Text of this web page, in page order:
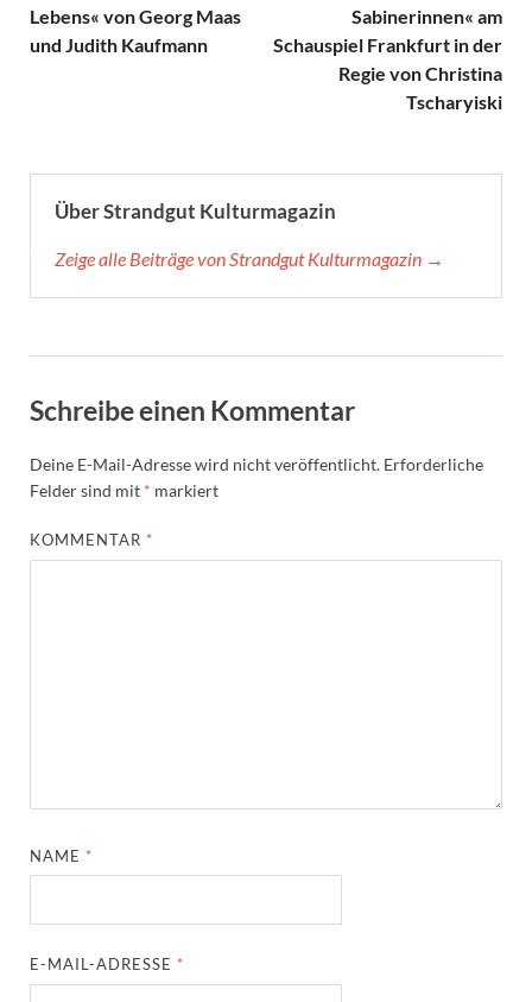
Lebens« von Georg Maas
und Judith Kaufmann
Sabinerinnen« am
Schauspiel Frankfurt in der
Regie von Christina
Tscharyiski
Über Strandgut Kulturmagazin
Zeige alle Beiträge von Strandgut Kulturmagazin →
Schreibe einen Kommentar
Deine E-Mail-Adresse wird nicht veröffentlicht. Erforderliche
Felder sind mit * markiert
KOMMENTAR *
NAME *
E-MAIL-ADRESSE *